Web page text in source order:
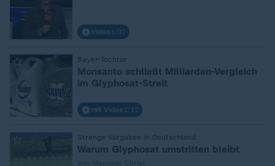
Video 1:02
Bayer-Tochter
:
Monsanto schließt Milliarden-Vergleich
im Glyphosat-Streit
mit Video 1:12
Strenge Vorgaben in Deutschland
: Warum Glyphosat umstritten bleibt